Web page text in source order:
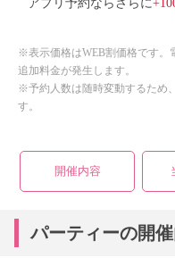
アプリ予約ならさらに
※表示価格はWEB割価格です。
追加料金が発生します。
※予約人数は随時変動するため
す。
開催内容
パーティーの開